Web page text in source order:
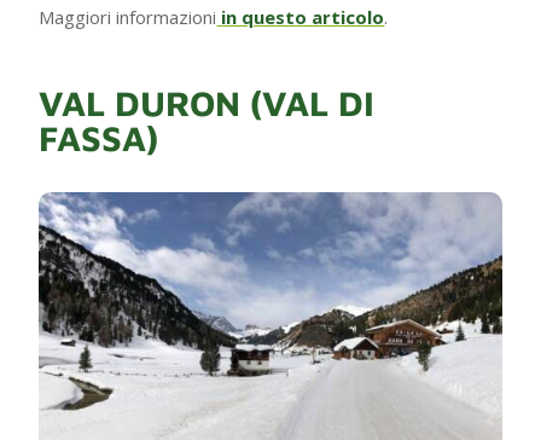
Maggiori informazioni in questo articolo.
VAL DURON (VAL DI
FASSA)